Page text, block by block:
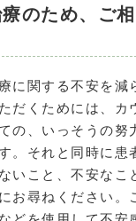
のため、ご
に関する不安を減
だくためには、カ
の、いっそうの努
。それと同時に患
いこと、不安なこ
お尋ねください。